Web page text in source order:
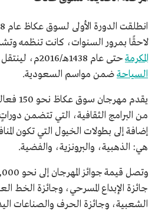
لاحقًا بمرور السنوات، كانت تنظمه
المكرمةحتى عام 1438هـ/2016م، لينتقل التنظيم بعدها إلى
السياحةضمن مواسم السعودية.
يقدم
من البرامج الثقافية، التي تتضمن
إضافة إلى بطولات الخيول التي تكون
هي: الذهبية، والبرونزية، والفضية.
جائزة الإبداع المسرحي، وجائزة الخط
الشعبية، وجائزة الحرف والصناعات